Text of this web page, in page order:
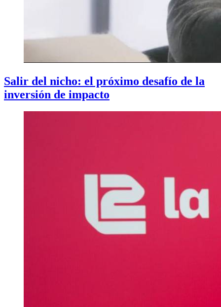
Salir del nicho: el próximo desafío de la
inversión de impacto